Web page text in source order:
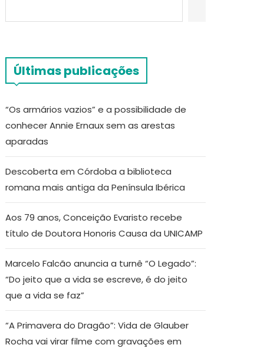
Últimas publicações
“Os armários vazios” e a possibilidade de
conhecer Annie Ernaux sem as arestas
aparadas
Descoberta em Córdoba a biblioteca
romana mais antiga da Península Ibérica
Aos 79 anos, Conceição Evaristo recebe
título de Doutora Honoris Causa da UNICAMP
Marcelo Falcão anuncia a turnê “O Legado”:
“Do jeito que a vida se escreve, é do jeito
que a vida se faz”
“A Primavera do Dragão”: Vida de Glauber
Rocha vai virar filme com gravações em